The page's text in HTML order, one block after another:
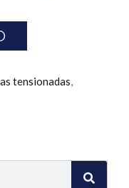
tensionadas,